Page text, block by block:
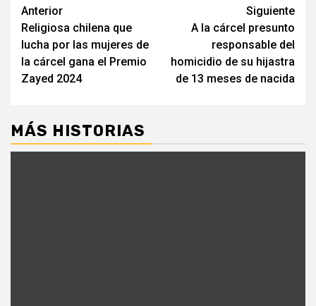
Seguir
leyendo
Anterior
Religiosa chilena que
lucha por las mujeres de
la cárcel gana el Premio
Zayed 2024
Siguiente
A la cárcel presunto
responsable del
homicidio de su hijastra
de 13 meses de nacida
MÁS HISTORIAS